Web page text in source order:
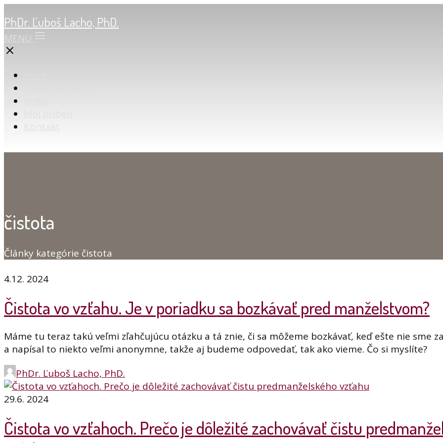
PhDr. Ľuboš Lacho, PhD.
MENU
čistota
Články kategórie čistota
4.12. 2024
Čistota vo vzťahu. Je v poriadku sa bozkávať pred manželstvom?
Máme tu teraz takú veľmi zľahčujúcu otázku a tá znie, či sa môžeme bozkávať, keď ešte nie sme
a napísal to niekto veľmi anonymne, takže aj budeme odpovedať, tak ako vieme. Čo si myslíte?
PhDr. Ľuboš Lacho, PhD.
29.6. 2024
Čistota vo vzťahoch. Prečo je dôležité zachovávať čistu